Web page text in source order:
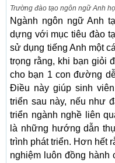
Trường đào tạo ngôn ngữ Anh
Ngành ngôn ngữ Anh
dựng với mục tiêu đào
sử dụng tiếng Anh một
trọng rằng, khi bạn giỏi
cho bạn 1 con đường
Điều này giúp sinh
triển sau này, nếu như
triển ngành nghề liên
là những hướng dẫn
trình phát triển. Hơn hết
nghiệm luôn đồng hành